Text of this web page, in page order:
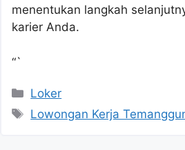
menentukan langkah
karier Anda.
“`
Kategori
Loker
Tag
Lowongan Kerja